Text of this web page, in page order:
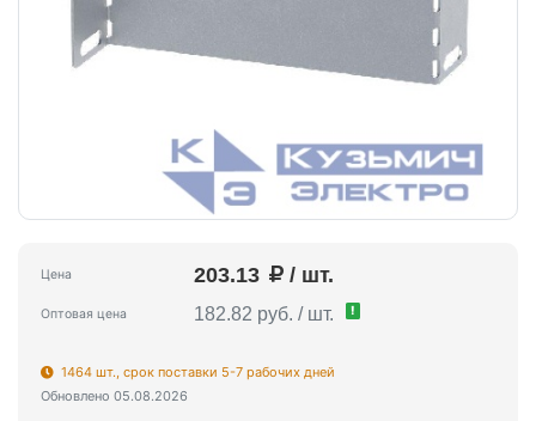
Цена 203.13 / шт.
Оптовая цена 182.82 руб. / шт. !
1464 шт., срок поставки 5-7 рабочих дней
Обновлено 05.08.2026